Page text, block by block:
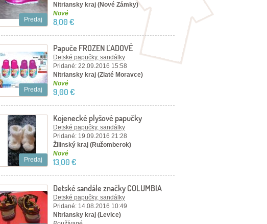
Predaj
Nitriansky kraj (Nové Zámky)
Nové
8,00 €
Predaj
Papuče FROZEN ĽADOVÉ
KRÁLOVSTVO
Detské papučky, sandálky
Pridané: 22.09.2016 15:58
Nitriansky kraj (Zlaté Moravce)
Nové
9,00 €
Predaj
Kojenecké plyšové papučky
Detské papučky, sandálky
Pridané: 19.09.2016 21:28
Žilinský kraj (Ružomberok)
Nové
13,00 €
Detské sandále značky COLUMBIA
Detské papučky, sandálky
Pridané: 14.08.2016 10:49
Nitriansky kraj (Levice)